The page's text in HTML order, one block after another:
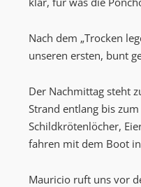
Nach dem „Trocken
unseren ersten, bunt
Der Nachmittag steht
Strand entlang bis
Schildkrötenlöcher,
fahren mit dem Boot
Mauricio ruft uns vor